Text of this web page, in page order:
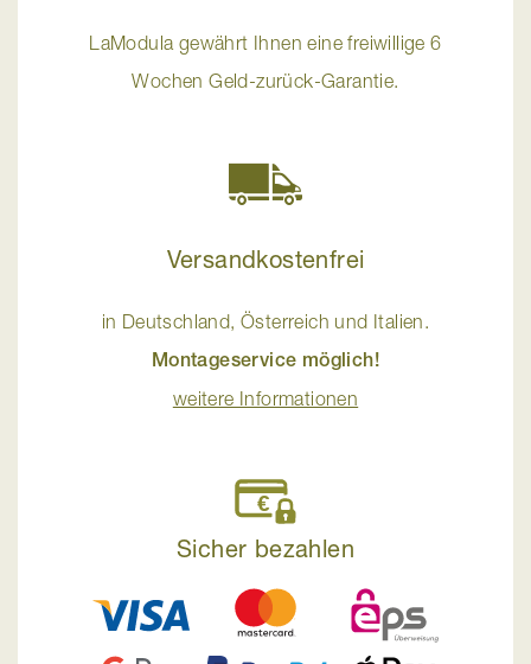
LaModula gewährt Ihnen eine freiwillige 6
Wochen Geld-zurück-Garantie.
Versandkostenfrei
in Deutschland, Österreich und Italien.
Montageservice möglich!
weitere Informationen
Sicher bezahlen